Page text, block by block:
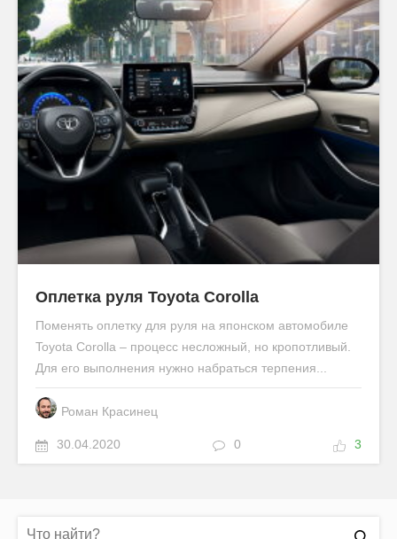
Оплетка руля Toyota Corolla
Поменять оплетку для руля на японском автомобиле
Toyota Corolla – процесс несложный, но кропотливый.
Для его выполнения нужно набраться терпения...
Роман Красинец
30.04.2020 0 3